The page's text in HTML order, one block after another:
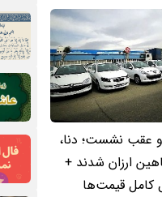
عقب نشست؛ دنا،
شاهین ارزان شدند +
کامل قیمت‌ها